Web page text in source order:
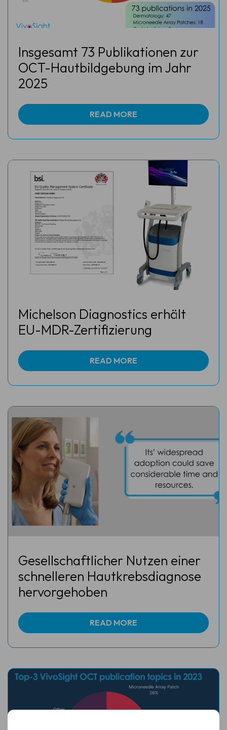
Insgesamt 73 Publikationen zur
OCT-Hautbildgebung im Jahr
2025
READ MORE
Michelson Diagnostics erhält
EU-MDR-Zertifizierung
READ MORE
Gesellschaftlicher Nutzen einer
schnelleren Hautkrebsdiagnose
hervorgehoben
READ MORE
Demo vereinbaren
Erfahren Sie, wie die VivoSight OCT-Bildgebung eine
schnellere und zuverlässigere Hautbeurteilung sowie
eine nicht-invasive BCC-Diagnose ermöglicht.